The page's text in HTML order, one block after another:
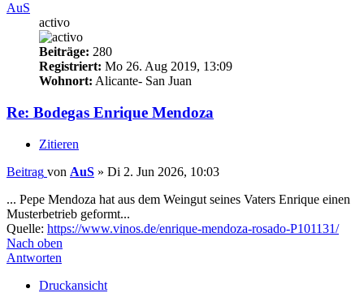
AuS
activo
Beiträge: 280
Registriert: Mo 26. Aug 2019, 13:09
Wohnort: Alicante- San Juan
Re: Bodegas Enrique Mendoza
Zitieren
Beitrag von AuS » Di 2. Jun 2026, 10:03
... Pepe Mendoza hat aus dem Weingut seines Vaters Enrique einen
Musterbetrieb geformt...
Quelle: https://www.vinos.de/enrique-mendoza-rosado-P101131/
Nach oben
Antworten
Druckansicht